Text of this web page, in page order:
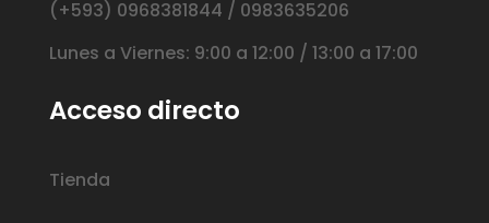
(+593) 0968381844 / 0983635206
Lunes a Viernes: 9:00 a 12:00 / 13:00 a 17:00
Acceso directo
Tienda